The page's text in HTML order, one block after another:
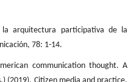
la arquitectura participativa de la
78: 1-14.
communication thought. A